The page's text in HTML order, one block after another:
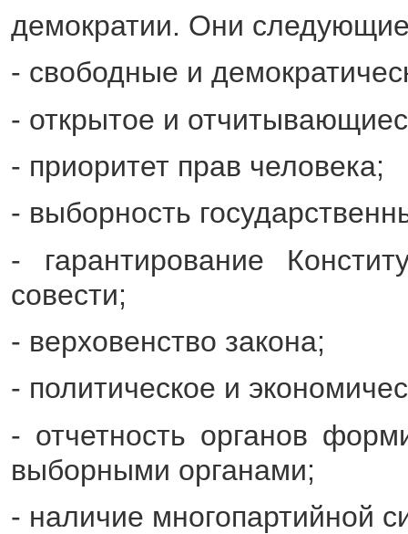
демократии. Они
- свободные и
- открытое и
- приоритет прав человека;
- выборность
- гарантирование
совести;
- верховенство закона;
- политическое и
- отчетность органов
выборными органами;
- наличие многопартийной